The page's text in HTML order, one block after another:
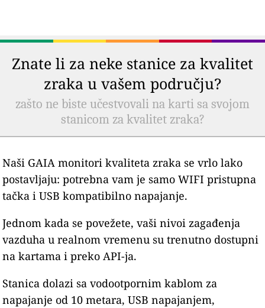
Znate li za neke stanice za kvalitet
zraka u vašem području?
zašto ne biste učestvovali na karti sa svojom
stanicom za kvalitet zraka?
Naši GAIA monitori kvaliteta zraka se vrlo lako
postavljaju: potrebna vam je samo WIFI pristupna
tačka i USB kompatibilno napajanje.
Jednom kada se povežete, vaši nivoi zagađenja
vazduha u realnom vremenu su trenutno dostupni
na kartama i preko API-ja.
Stanica dolazi sa vodootpornim kablom za
napajanje od 10 metara, USB napajanjem,